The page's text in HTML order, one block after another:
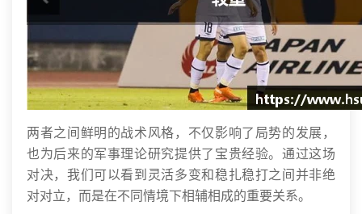
两者之间鲜明的战术风格，不仅影响了局势的发展，
也为后来的军事理论研究提供了宝贵经验。通过这场
对决，我们可以看到灵活多变和稳扎稳打之间并非绝
对对立，而是在不同情境下相辅相成的重要关系。